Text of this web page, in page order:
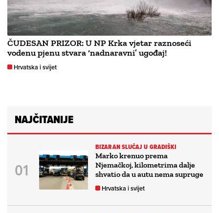
ČUDESAN PRIZOR: U NP Krka vjetar raznoseći
vodenu pjenu stvara ‘nadnaravni’ ugođaj!
Hrvatska i svijet
NAJČITANIJE
BIZARAN SLUČAJ U GRADIŠKI
Marko krenuo prema
Njemačkoj, kilometrima dalje
shvatio da u autu nema supruge
Hrvatska i svijet